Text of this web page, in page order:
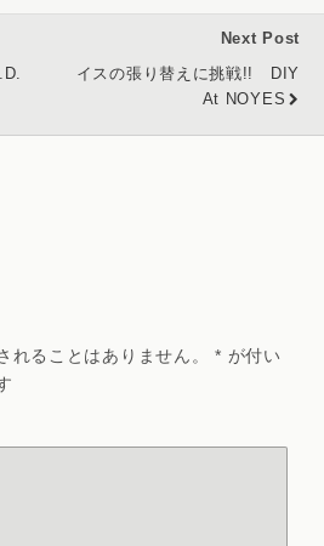
Next Post
イスの張り替えに挑戦!! DIY
At NOYES
れることはありません。 * が付い